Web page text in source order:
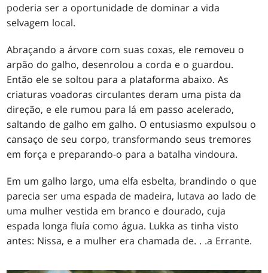
poderia ser a oportunidade de dominar a vida
selvagem local.
Abraçando a árvore com suas coxas, ele removeu o
arpão do galho, desenrolou a corda e o guardou.
Então ele se soltou para a plataforma abaixo. As
criaturas voadoras circulantes deram uma pista da
direção, e ele rumou para lá em passo acelerado,
saltando de galho em galho. O entusiasmo expulsou o
cansaço de seu corpo, transformando seus tremores
em força e preparando-o para a batalha vindoura.
Em um galho largo, uma elfa esbelta, brandindo o que
parecia ser uma espada de madeira, lutava ao lado de
uma mulher vestida em branco e dourado, cuja
espada longa fluía como água. Lukka as tinha visto
antes: Nissa, e a mulher era chamada de. . .a Errante.